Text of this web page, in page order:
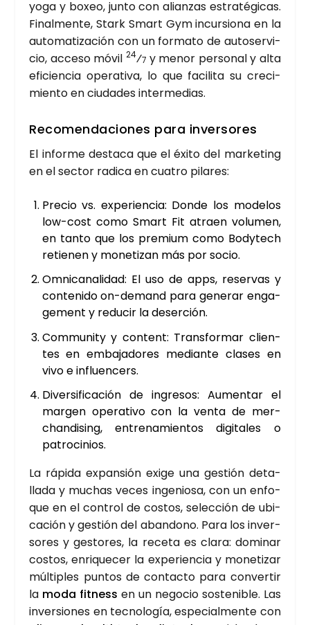
yoga y boxeo, jun­to con alian­zas estra­té­gi­cas.
Final­men­te,Stark Smart Gymincur­sio­na en la
auto­ma­ti­za­ción con un for­ma­to de auto­ser­vi­
cio, acce­so móvil 24⁄7 y menor per­so­nal y alta
efi­cien­cia ope­ra­ti­va, lo que faci­li­ta su cre­ci­
mien­to en ciu­da­des inter­me­dias.
Reco­men­da­cio­nes para inver­so­res
El infor­me des­ta­ca que el éxi­to del mar­ke­ting
en el sec­tor radi­ca en cua­tro pila­res:
Pre­cio vs. expe­rien­cia: Don­de los mode­los
low-cost como Smart Fit atraen volu­men,
en tan­to que los pre­mium como Body­tech
retie­nen y mone­ti­zan más por socio.
Omni­ca­na­li­dad: El uso de apps, reser­vas y
con­te­ni­do on-demand para gene­rar enga­
ge­ment y redu­cir la deser­ción.
Com­mu­nity y con­tent: Trans­for­mar clien­
tes en emba­ja­do­res median­te cla­ses en
vivo e influen­cers.
Diver­si­fi­ca­ción de ingre­sos: Aumen­tar el
mar­gen ope­ra­ti­vo con la ven­ta de mer­
chan­di­sing, entre­na­mien­tos digi­ta­les o
patro­ci­nios.
La rápi­da expan­sión exi­ge una ges­tión deta­
lla­da y muchas veces inge­nio­sa, con un enfo­
que en el con­trol de cos­tos, selec­ción de ubi­
ca­ción y ges­tión del aban­dono. Para los inver­
so­res y ges­to­res, la rece­ta es cla­ra: domi­nar
cos­tos, enri­que­cer la expe­rien­cia y mone­ti­zar
múl­ti­ples pun­tos de con­tac­to para con­ver­tir
la moda fit­ness en un nego­cio sos­te­ni­ble. Las
inver­sio­nes en tec­no­lo­gía, espe­cial­men­te con